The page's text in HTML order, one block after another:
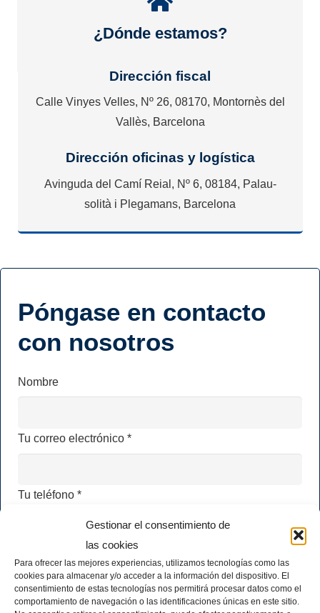
Gestionar el consentimiento de
las cookies
Para ofrecer las mejores experiencias, utilizamos tecnologías como las
cookies para almacenar y/o acceder a la información del dispositivo. El
consentimiento de estas tecnologías nos permitirá procesar datos como el
comportamiento de navegación o las identificaciones únicas en este sitio.
¿Dónde estamos?
Dirección fiscal
Calle Vinyes Velles, Nº 26, 08170, Montornès del
Vallès, Barcelona
Dirección oficinas y logística
Avinguda del Camí Reial, Nº 6, 08184, Palau-
solità i Plegamans, Barcelona
Póngase en contacto
con nosotros
Nombre
Tu correo electrónico *
Tu teléfono *